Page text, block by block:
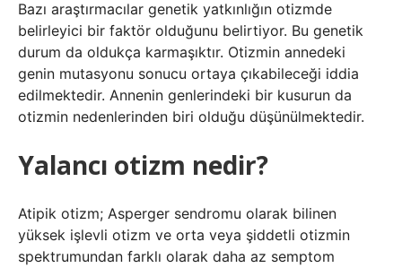
Bazı araştırmacılar genetik yatkınlığın otizmde
belirleyici bir faktör olduğunu belirtiyor. Bu genetik
durum da oldukça karmaşıktır. Otizmin annedeki
genin mutasyonu sonucu ortaya çıkabileceği iddia
edilmektedir. Annenin genlerindeki bir kusurun da
otizmin nedenlerinden biri olduğu düşünülmektedir.
Yalancı otizm nedir?
Atipik otizm; Asperger sendromu olarak bilinen
yüksek işlevli otizm ve orta veya şiddetli otizmin
spektrumundan farklı olarak daha az semptom